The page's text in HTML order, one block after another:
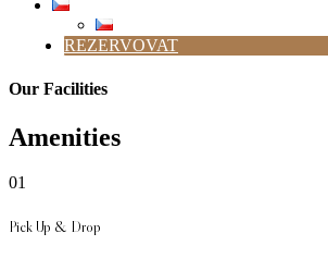
REZERVOVAT
Our Facilities
Amenities
01
Pick Up & Drop